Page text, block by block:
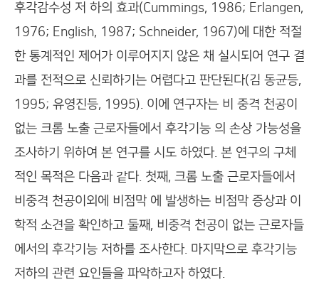
후각감수성 저 하의 효과(Cummings, 1986; Erlangen,
1976; English, 1987; Schneider, 1967)에 대한 적절
한 통계적인 제어가 이루어지지 않은 채 실시되어 연구 결
과를 전적으로 신뢰하기는 어렵다고 판단된다(김 동균등,
1995; 유영진등, 1995). 이에 연구자는 비 중격 천공이
없는 크롬 노출 근로자들에서 후각기능 의 손상 가능성을
조사하기 위하여 본 연구를 시도 하였다. 본 연구의 구체
적인 목적은 다음과 같다. 첫째, 크롬 노출 근로자들에서
비중격 천공이외에 비점막 에 발생하는 비점막 증상과 이
학적 소견을 확인하고 둘째, 비중격 천공이 없는 근로자들
에서의 후각기능 저하를 조사한다. 마지막으로 후각기능
저하의 관련 요인들을 파악하고자 하였다.